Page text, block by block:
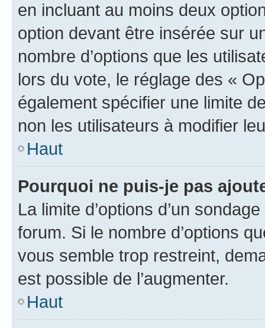
en incluant au moins deux
option devant être insérée sur
nombre d’options que les
lors du vote, le réglage des «
également spécifier une limite
non les utilisateurs à modifier
Haut
Pourquoi ne puis-je pas
La limite d’options d’un
forum. Si le nombre d’options
vous semble trop restreint,
est possible de l’augmenter.
Haut